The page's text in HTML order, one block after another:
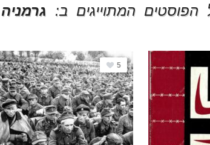
הפוסטים המתוייגים ב: גרמניה
5